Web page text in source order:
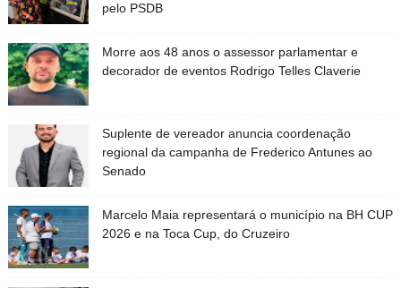
pelo PSDB
Morre aos 48 anos o assessor parlamentar e
decorador de eventos Rodrigo Telles Claverie
Suplente de vereador anuncia coordenação
regional da campanha de Frederico Antunes ao
Senado
Marcelo Maia representará o município na BH CUP
2026 e na Toca Cup, do Cruzeiro